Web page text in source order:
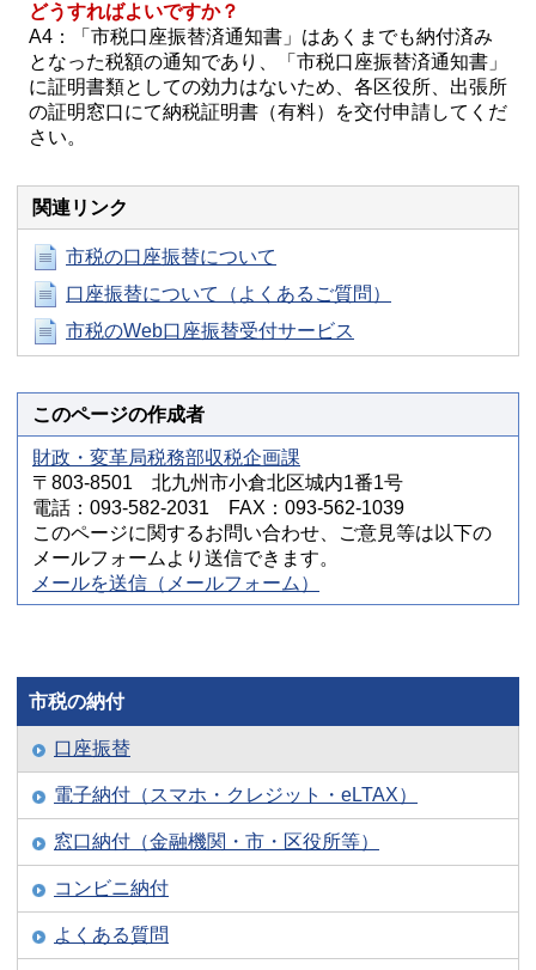
どうすればよいですか？
A4：「市税口座振替済通知書」はあくまでも納付済み
となった税額の通知であり、「市税口座振替済通知書」
に証明書類としての効力はないため、各区役所、出張所
の証明窓口にて納税証明書（有料）を交付申請してくだ
さい。
関連リンク
市税の口座振替について
口座振替について（よくあるご質問）
市税のWeb口座振替受付サービス
このページの作成者
財政・変革局税務部収税企画課
〒803-8501 北九州市小倉北区城内1番1号
電話：093-582-2031 FAX：093-562-1039
このページに関するお問い合わせ、ご意見等は以下の
メールフォームより送信できます。
メールを送信（メールフォーム）
市税の納付
口座振替
電子納付（スマホ・クレジット・eLTAX）
窓口納付（金融機関・市・区役所等）
コンビニ納付
よくある質問